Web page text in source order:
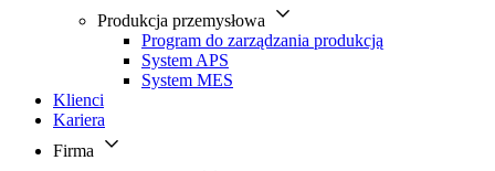
Produkcja przemysłowa
Program do zarządzania produkcją
System APS
System MES
Klienci
Kariera
Firma